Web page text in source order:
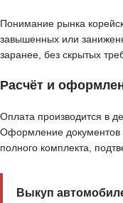
Понимание рынка
завышенных или
заранее, без скрытых
Расчёт и
Оплата производится в
Оформление документов
полного комплекта,
Выкуп